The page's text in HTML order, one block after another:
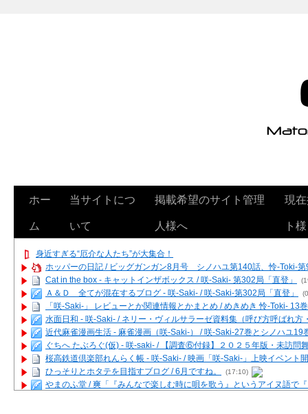
ホー
ム
当サイトにつ
いて
掲載希望のサイト管理
人様へ
現
ト様
身近すぎる“厄介な人たち”が大集合！
ホッパーの日記 / ビッグガンガン8月号 シノハユ第140話、怜-Toki-第
Cat in the box - キャットインザボックス / 咲-Saki- 第302局「直登」
Ａ＆Ｄ 全てが混在するブログ - 咲-Saki- / 咲-Saki-第302局「直登」
「咲-Saki-」 レビューとか関連情報とかまとめ / めきめき 怜-Toki- 13
水面日和 - 咲-Saki- / ネリー・ヴィルサラーゼ資料集（呼び方呼ばれ方
近代麻雀漫画生活 - 麻雀漫画（咲-Saki-） / 咲-Saki-27巻とシノハユ
ぐちへ たぶろぐ(仮) - 咲-saki- / 【調査⑥付録】２０２５年版・未訪問
桜高鉄道倶楽部れんらく帳 - 咲-Saki- / 映画「咲-Saki-」上映イベント
ひっそりとホタテを目指すブログ / 6月ですね。
(17:10)
やまのふ堂 / 爽「『みんなで楽しむ時に唄を歌う』というアイヌ語で